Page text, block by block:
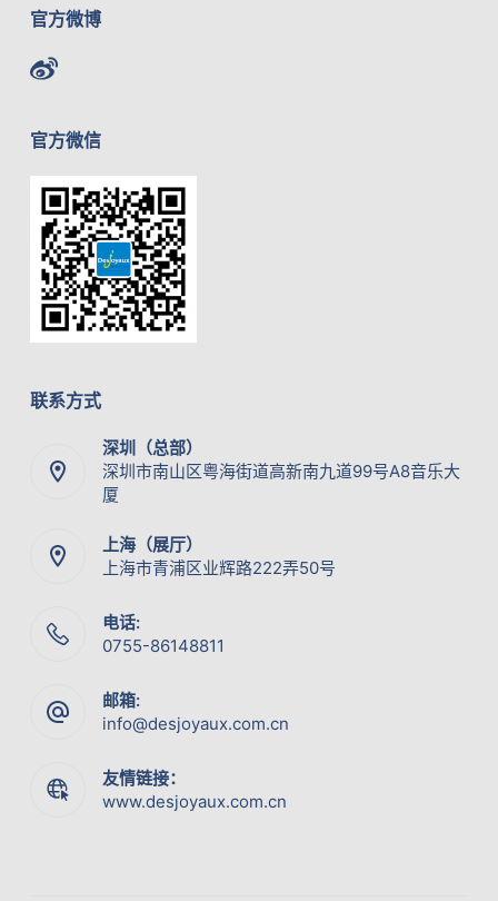
官方微博
官方微信
联系方式
深圳（总部）
深圳市南山区粤海街道高新南九道99号A8音乐大
厦
上海（展厅）
上海市青浦区业辉路222弄50号
电话:
0755-86148811
邮箱:
info@desjoyaux.com.cn
友情链接：
www.desjoyaux.com.cn